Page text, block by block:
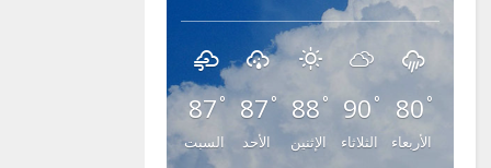
87 °
السبت
87 °
الأحد
88 °
الإثنين
90 °
الثلاثاء
80 °
الأربعاء